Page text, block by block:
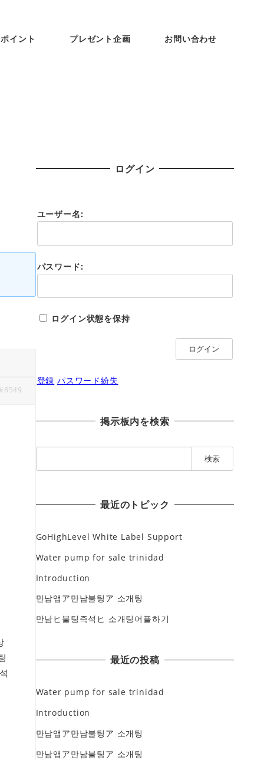
イント プレゼント企画 お問い合わせ
ログイン
ユーザー名:
パスワード:
ログイン状態を保持
ログイン
登録 パスワード紛失
掲示板内を検索
索
最近のトピック
GoHighLevel White Label Support
Water pump for sale trinidad
Introduction
만남앱ア만남불팅ア 소개팅
만남ヒ불팅즉석ヒ 소개팅어플하기
最近の投稿
Water pump for sale trinidad
Introduction
만남앱ア만남불팅ア 소개팅
만남앱ア만남불팅ア 소개팅